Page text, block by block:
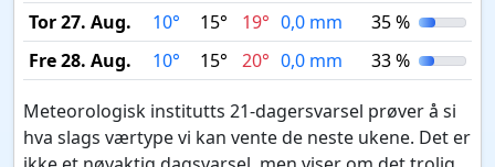
Tor 27. Aug.
10° 15° 19° 0,0 mm
35 %
Fre 28. Aug.
10° 15° 20° 0,0 mm 33 %
Meteorologisk institutts 21-dagersvarsel prøver å si
hva slags værtype vi kan vente de neste ukene. Det er